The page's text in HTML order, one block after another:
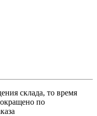
склада, то время
по